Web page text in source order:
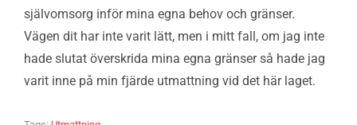
självomsorg inför mina egna behov och gränser.
Vägen dit har inte varit lätt, men i mitt fall, om jag inte
hade slutat överskrida mina egna gränser så hade jag
varit inne på min fjärde utmattning vid det här laget.